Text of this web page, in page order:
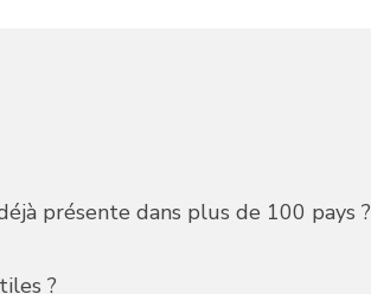
présente dans plus de 100 pays ?
?